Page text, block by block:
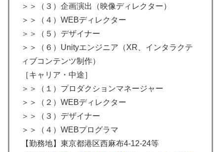
＞＞（３）企画演出（映像ディレクター）
＞＞（４）WEBディレクター
＞＞（５）デザイナー
＞＞（６）Unityエンジニア（XR、インタラクテ
ィブコンテンツ制作）
［キャリア・中途］
＞＞（１）プロダクションマネージャー
＞＞（２）WEBディレクター
＞＞（３）デザイナー
＞＞（４）WEBプログラマ
【勤務地】東京都港区西麻布4-12-24等